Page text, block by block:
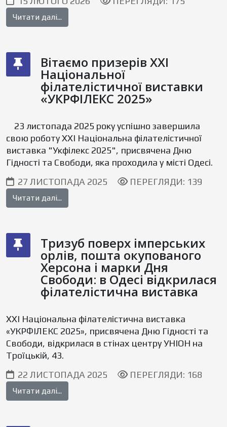
Читати далі...
Вітаємо призерів XXI
Національної
філателістичної виставки
«УКРФІЛЕКС 2025»
23 листопада 2025 року успішно завершила
свою роботу ХХІ Національна філателістичної
виставка "Укфілекс 2025", присвячена Дню
Гідності та Свободи, яка проходила у місті Одесі.
27 ЛИСТОПАДА 2025
ПЕРЕГЛЯДИ: 139
Читати далі...
Тризуб поверх імперських
орлів, пошта окупованого
Херсона і марки Дня
Свободи: в Одесі відкрилася
філателістична виставка
XXI Національна філателістична виставка
«УКРФІЛЕКС 2025», присвячена Дню Гідності та
Свободи, відкрилася в стінах центру УНІОН на
Троїцькій, 43.
22 ЛИСТОПАДА 2025
ПЕРЕГЛЯДИ: 168
Читати далі...